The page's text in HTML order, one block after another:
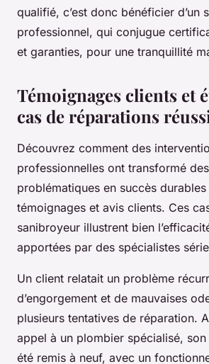
qualifié, c’est donc bénéficier d’un
professionnel, qui conjugue
et garanties, pour une tranquillité
Témoignages clients et
cas de réparations
Découvrez comment des
professionnelles ont transformé
problématiques en succès
témoignages et avis clients. Ces
sanibroyeur illustrent bien
apportées par des spécialistes
Un client relatait un problème
d’engorgement et de mauvaises
plusieurs tentatives de réparation.
appel à un plombier spécialisé,
été remis à neuf, avec un